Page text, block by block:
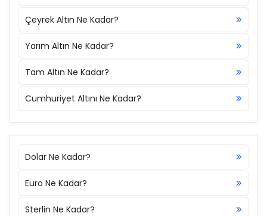
Çeyrek Altın Ne Kadar?
Yarım Altın Ne Kadar?
Tam Altın Ne Kadar?
Cumhuriyet Altını Ne Kadar?
Dolar Ne Kadar?
Euro Ne Kadar?
Sterlin Ne Kadar?